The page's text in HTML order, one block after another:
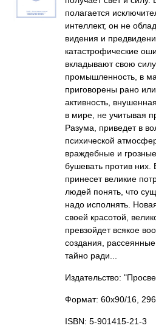
полагается
интеллект, он не
видения и
катастрофические
вкладывают свою силу
промышленность, в
приговорены рано
активность,
в мире, не учитывая
Разума, приведет в
психической
враждебные и
бушевать против них.
принесет великие
людей понять, что
надо исполнять.
своей красотой,
превзойдет всякое
создания,
тайно ради...
Издательство:
Формат: 60x90/16, 296
ISBN: 5-901415-21-3